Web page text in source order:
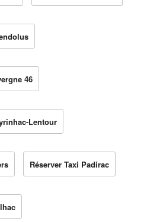
46
Lentour
Réserver Taxi Padirac